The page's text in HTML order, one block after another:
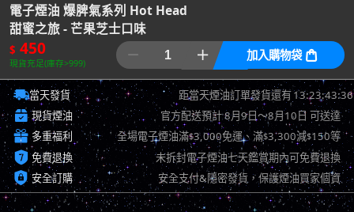
電子煙油 爆脾氣系列 Hot Head
甜蜜之旅 - 芒果芝士口味
$ 450
現貨充足(庫存>999)
  加入購物袋 
當天發貨 距當天煙油訂單發貨還有13:23:42:62
 現貨煙油 官方配送預計8月9日～8月10日 可送達
 多重福利 全場電子煙油滿$3,000免運、滿$3,300減$150等
 免費退換 未拆封電子煙油七天鑑賞期內可免費退換
 安全訂購 安全支付&隱密發貨，保護煙油買家個資